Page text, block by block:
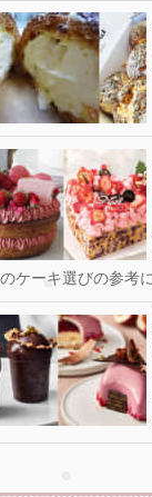
ケーキ選びの参考